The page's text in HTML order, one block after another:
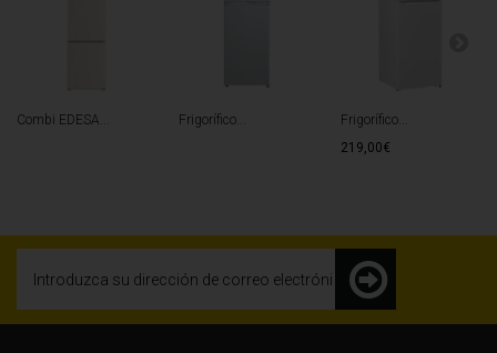
Combi EDESA... Frigorífico...
Frigorífico...
219,00€